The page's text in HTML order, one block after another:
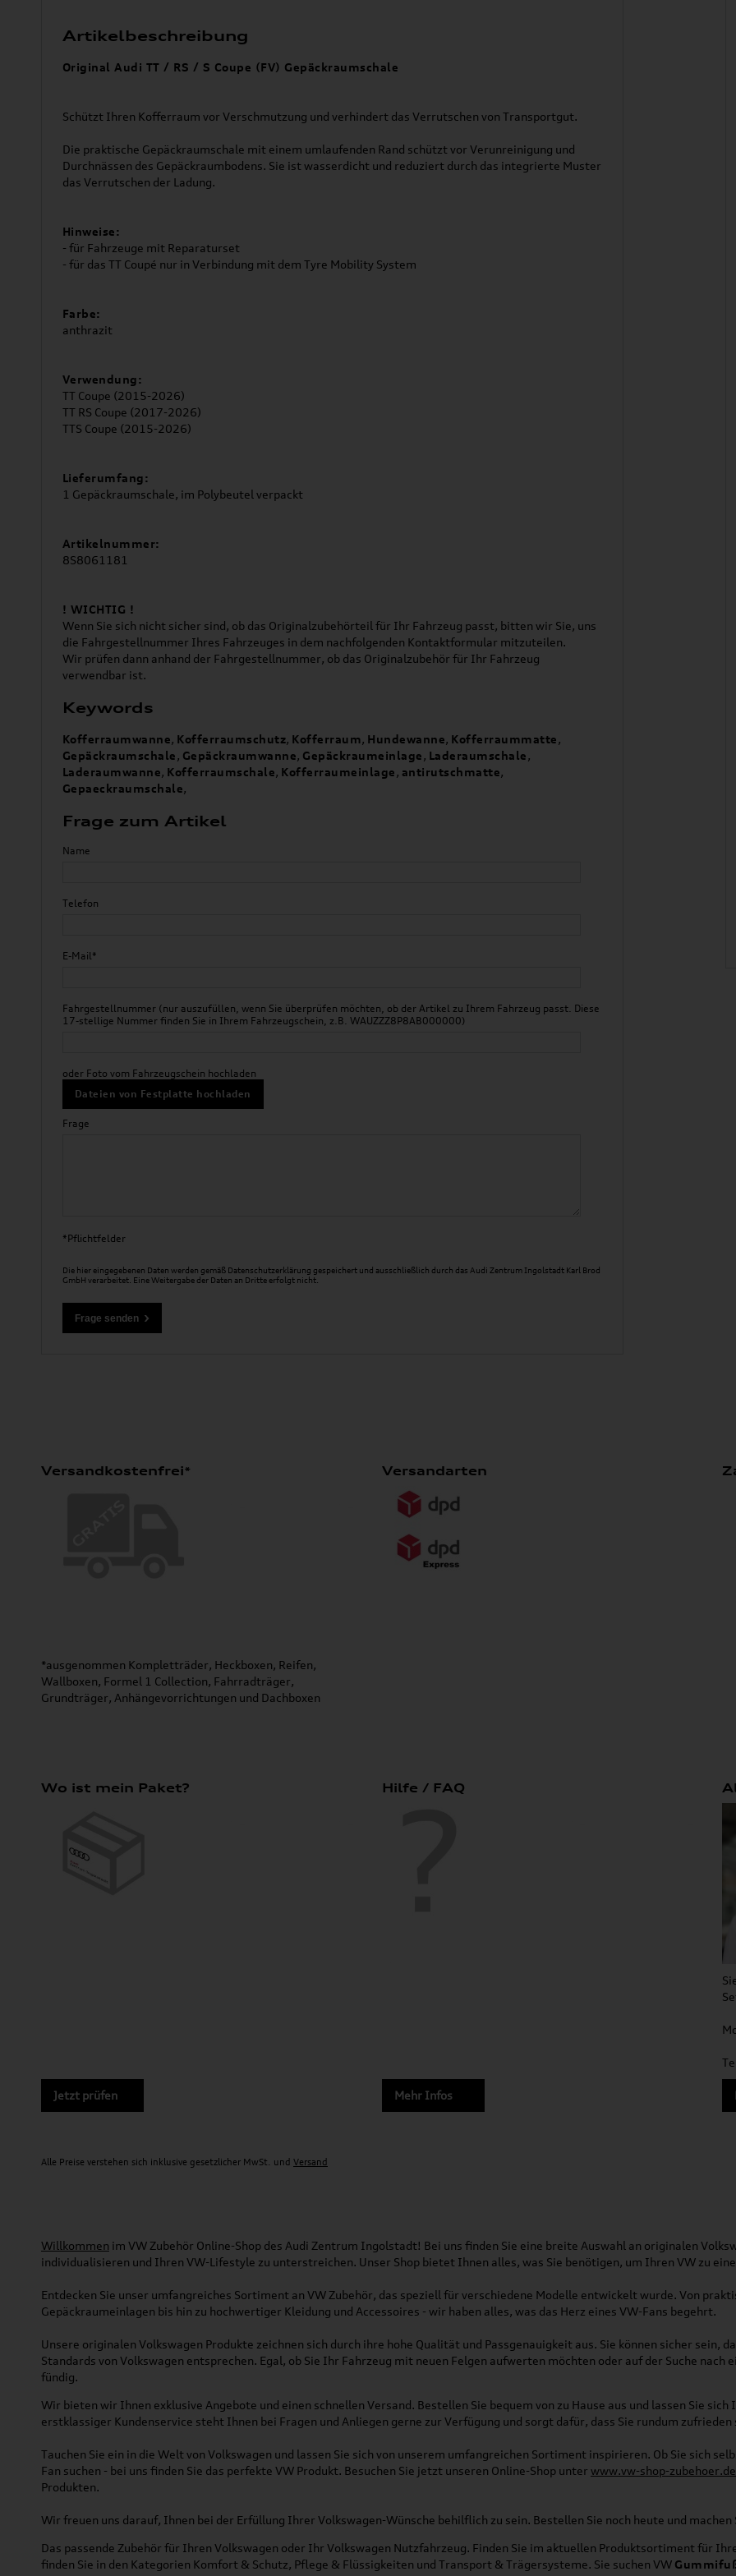
Artikelbeschreibung
Original Audi TT / RS / S Coupe (FV) Gepäckraumschale
Schützt Ihren Kofferraum vor Verschmutzung und verhindert das Verrutschen von Transportgut.
Die praktische Gepäckraumschale mit einem umlaufenden Rand schützt vor Verunreinigung und
Durchnässen des Gepäckraumbodens. Sie ist wasserdicht und reduziert durch das integrierte Muster
das Verrutschen der Ladung.
Hinweise:
- für Fahrzeuge mit Reparaturset
- für das TT Coupé nur in Verbindung mit dem Tyre Mobility System
Farbe:
anthrazit
Verwendung:
TT Coupe (2015-2026)
TT RS Coupe (2017-2026)
TTS Coupe (2015-2026)
Lieferumfang:
1 Gepäckraumschale, im Polybeutel verpackt
Artikelnummer:
8S8061181
! WICHTIG !
Wenn Sie sich nicht sicher sind, ob das Originalzubehörteil für Ihr Fahrzeug passt, bitten wir Sie, uns
die Fahrgestellnummer Ihres Fahrzeuges in dem nachfolgenden Kontaktformular mitzuteilen.
Wir prüfen dann anhand der Fahrgestellnummer, ob das Originalzubehör für Ihr Fahrzeug
verwendbar ist.
Keywords
Kofferraumwanne, Kofferraumschutz, Kofferraum, Hundewanne, Kofferraummatte,
Gepäckraumschale, Gepäckraumwanne, Gepäckraumeinlage, Laderaumschale,
Laderaumwanne, Kofferraumschale, Kofferraumeinlage, antirutschmatte,
Gepaeckraumschale,
Frage zum Artikel
Name
Telefon
E-Mail*
Fahrgestellnummer (nur auszufüllen, wenn Sie überprüfen möchten, ob der Artikel zu Ihrem Fahrzeug passt. Diese
17-stellige Nummer finden Sie in Ihrem Fahrzeugschein, z.B. WAUZZZ8P8AB000000)
oder Foto vom Fahrzeugschein hochladen
Dateien von Festplatte hochladen
Frage
*Pflichtfelder
Die hier eingegebenen Daten werden gemäß Datenschutzerklärung gespeichert und ausschließlich durch das Audi Zentrum Ingolstadt Karl Brod
GmbH verarbeitet. Eine Weitergabe der Daten an Dritte erfolgt nicht.
Versandkostenfrei*
*ausgenommen Kompletträder, Heckboxen, Reifen,
Wallboxen, Formel 1 Collection, Fahrradträger,
Grundträger, Anhängevorrichtungen und Dachboxen
Versandarten
Wo ist mein Paket?
Jetzt prüfen
Hilfe / FAQ
Mehr Infos
Alle Preise verstehen sich inklusive gesetzlicher MwSt. und Versand
Willkommen im VW Zubehör Online-Shop des Audi Zentrum Ingolstadt! Bei uns finden Sie eine breite Auswahl an originalen
individualisieren und Ihren VW-Lifestyle zu unterstreichen. Unser Shop bietet Ihnen alles, was Sie benötigen, um Ihren VW zu
Entdecken Sie unser umfangreiches Sortiment an VW Zubehör, das speziell für verschiedene Modelle entwickelt wurde. Von
Gepäckraumeinlagen bis hin zu hochwertiger Kleidung und Accessoires - wir haben alles, was das Herz eines VW-Fans begehrt.
Unsere originalen Volkswagen Produkte zeichnen sich durch ihre hohe Qualität und Passgenauigkeit aus. Sie können sicher sein,
Standards von Volkswagen entsprechen. Egal, ob Sie Ihr Fahrzeug mit neuen Felgen aufwerten möchten oder auf der Suche nach
fündig.
Wir bieten wir Ihnen exklusive Angebote und einen schnellen Versand. Bestellen Sie bequem von zu Hause aus und lassen Sie
erstklassiger Kundenservice steht Ihnen bei Fragen und Anliegen gerne zur Verfügung und sorgt dafür, dass Sie rundum zufrieden
Tauchen Sie ein in die Welt von Volkswagen und lassen Sie sich von unserem umfangreichen Sortiment inspirieren. Ob Sie sich
Fan suchen - bei uns finden Sie das perfekte VW Produkt. Besuchen Sie jetzt unseren Online-Shop unter www.vw-shop-zubehoer.de
Produkten.
Wir freuen uns darauf, Ihnen bei der Erfüllung Ihrer Volkswagen-Wünsche behilflich zu sein. Bestellen Sie noch heute und
Das passende Zubehör für Ihren Volkswagen oder Ihr Volkswagen Nutzfahrzeug. Finden Sie im aktuellen Produktsortiment für
finden Sie in den Kategorien Komfort & Schutz, Pflege & Flüssigkeiten und Transport & Trägersysteme. Sie suchen VW